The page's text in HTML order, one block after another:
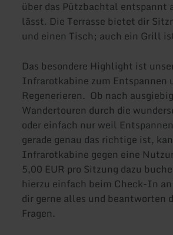
über das Pützbachtal entspannt
lässt. Die Terrasse bietet dir
und einen Tisch; auch ein Grill
Das besondere Highlight ist
Infrarotkabine zum Entspannen
Regenerieren. Ob nach
Wandertouren durch die
oder einfach nur weil
gerade genau das richtige ist,
Infrarotkabine gegen eine
5,00 EUR pro Sitzung dazu
hierzu einfach beim Check-In
dir gerne alles und beantworten
Fragen.